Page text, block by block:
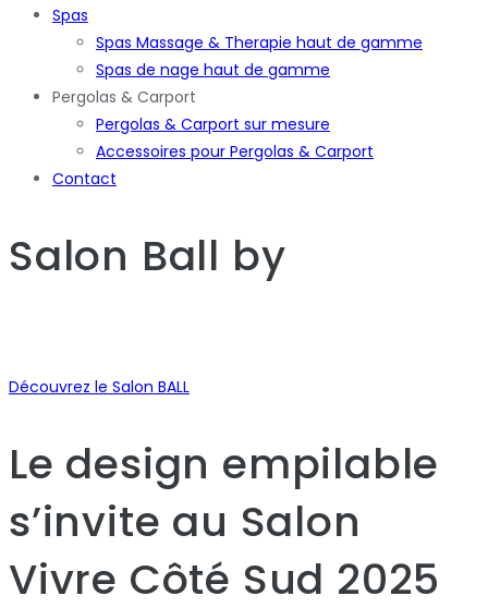
Spas
Spas Massage & Therapie haut de gamme
Spas de nage haut de gamme
Pergolas & Carport
Pergolas & Carport sur mesure
Accessoires pour Pergolas & Carport
Contact
Salon Ball by
Découvrez le Salon BALL
Le design empilable
s’invite au Salon
Vivre Côté Sud 2025